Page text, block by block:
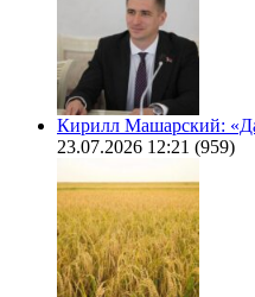
Кирилл Машарский:
23.07.2026 12:21 (959)